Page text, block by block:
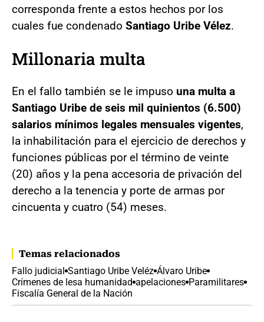
corresponda frente a estos hechos por los
cuales fue condenado Santiago Uribe Vélez.
Millonaria multa
En el fallo también se le impuso una multa a
Santiago Uribe de seis mil quinientos (6.500)
salarios mínimos legales mensuales vigentes,
la inhabilitación para el ejercicio de derechos y
funciones públicas por el término de veinte
(20) años y la pena accesoria de privación del
derecho a la tenencia y porte de armas por
cincuenta y cuatro (54) meses.
Temas relacionados
Fallo judicial Santiago Uribe Veléz Álvaro Uribe
Crímenes de lesa humanidad apelaciones Paramilitares
Fiscalía General de la Nación